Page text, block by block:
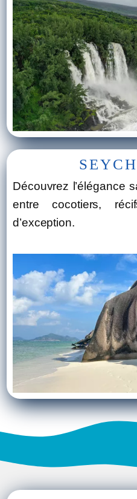
Découvrez l’élégance
entre cocotiers,
d’exception.